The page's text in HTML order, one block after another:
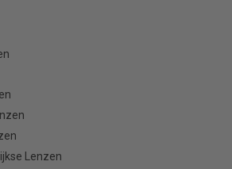
Lenzen